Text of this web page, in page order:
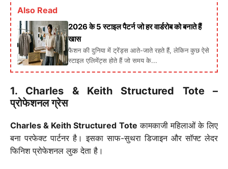
Also Read
2026 के 5 स्टाइल पैटर्न जो हर वार्डरोब को बनाते हैं
खास
फैशन की दुनिया में ट्रेंड्स आते-जाते रहते हैं, लेकिन कुछ ऐसे
स्टाइल एलिमेंट्स होते हैं जो समय के...
1. Charles & Keith Structured Tote –
प्रोफेशनल ग्रेस
Charles & Keith Structured Tote कामकाजी महिलाओं के लिए
बना परफेक्ट पार्टनर है। इसका साफ-सुथरा डिजाइन और सॉफ्ट लेदर
फिनिश प्रोफेशनल लुक देता है।